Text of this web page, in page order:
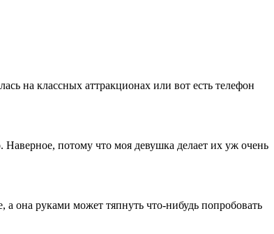
на классных аттракционах или вот есть телефон
потому что моя девушка делает их уж очень
а она руками может тяпнуть что-нибудь попробовать